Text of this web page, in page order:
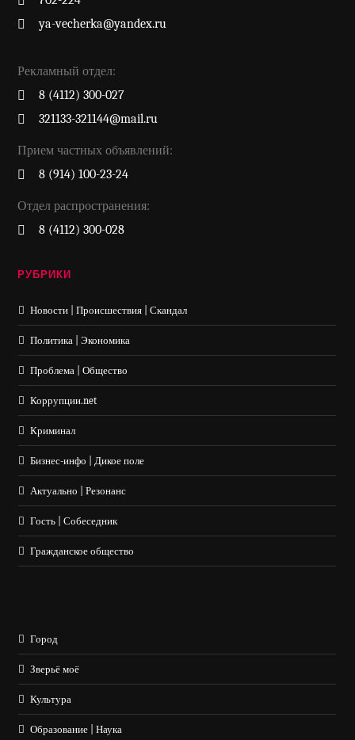
ya-vecherka@yandex.ru
Рекламный отдел:
8 (4112) 300-027
321133-321144@mail.ru
Прием частных объявлений:
8 (914) 100-23-24
Отдел распространения:
8 (4112) 300-028
РУБРИКИ
Новости | Происшествия | Скандал
Политика | Экономика
Проблема | Общество
Коррупции.net
Криминал
Бизнес-инфо | Дикое поле
Актуально | Резонанс
Гость | Собеседник
Гражданское общество
Город
Зверьё моё
Культура
Образование | Наука